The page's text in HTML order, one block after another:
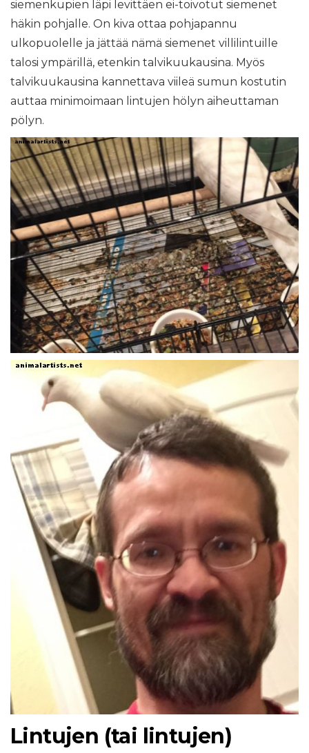
siemenkupien läpi levittäen ei-toivotut siemenet
häkin pohjalle. On kiva ottaa pohjapannu
ulkopuolelle ja jättää nämä siemenet villilintuille
talosi ympärillä, etenkin talvikuukausina. Myös
talvikuukausina kannettava viileä sumun kostutin
auttaa minimoimaan lintujen hölyn aiheuttaman
pölyn.
Lintujen (tai lintujen)